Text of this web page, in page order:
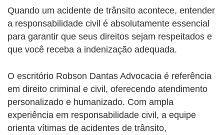
Quando um acidente de trânsito acontece, entender
a responsabilidade civil é absolutamente essencial
para garantir que seus direitos sejam respeitados e
que você receba a indenização adequada.
O escritório Robson Dantas Advocacia é referência
em direito criminal e civil, oferecendo atendimento
personalizado e humanizado. Com ampla
experiência em responsabilidade civil, a equipe
orienta vítimas de acidentes de trânsito,